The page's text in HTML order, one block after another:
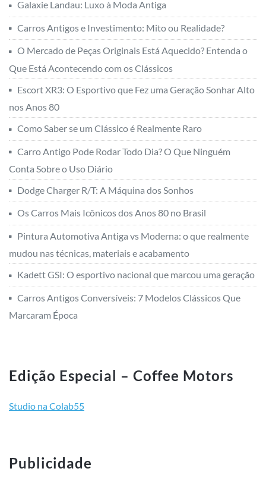
Escort XR3: O Esportivo que Fez uma Geração Sonhar Alto
Como Saber se um Clássico é Realmente Raro
Carro Antigo Pode Rodar Todo Dia? O Que Ninguém
Conta Sobre o Uso Diário
Dodge Charger R/T: A Máquina dos Sonhos
Os Carros Mais Icônicos dos Anos 80 no Brasil
Pintura Automotiva Antiga vs Moderna: o que realmente
mudou nas técnicas, materiais e acabamento
Kadett GSI: O esportivo nacional que marcou uma geração
Carros Antigos Conversíveis: 7 Modelos Clássicos Que
Edição Especial – Coffee Motors